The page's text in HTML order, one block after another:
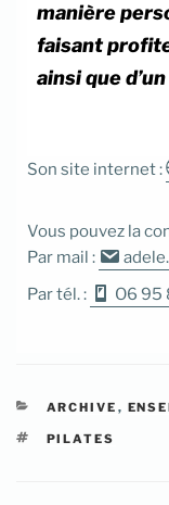
manière
faisant
ainsi que
Son site internet :
Vous pouvez la
Par mail :
Par tél. :
O6 95
CATÉGORIES
ARCHIVE ,
ÉTIQUETTES
PILATES